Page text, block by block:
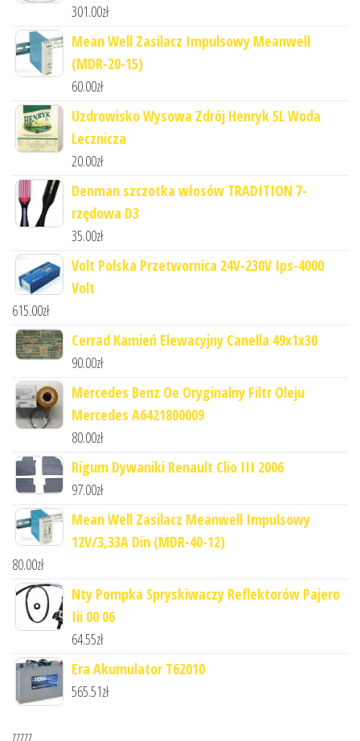
301.00zł
Mean Well Zasilacz Impulsowy Meanwell
(MDR-20-15)
60.00zł
Uzdrowisko Wysowa Zdrój Henryk 5L Woda
Lecznicza
20.00zł
Denman szczotka włosów TRADITION 7-
rzędowa D3
35.00zł
Volt Polska Przetwornica 24V-230V Ips-4000
Volt
615.00zł
Cerrad Kamień Elewacyjny Canella 49x1x30
90.00zł
Mercedes Benz Oe Oryginalny Filtr Oleju
Mercedes A6421800009
80.00zł
Rigum Dywaniki Renault Clio III 2006
97.00zł
Mean Well Zasilacz Meanwell Impulsowy
12V/3,33A Din (MDR-40-12)
80.00zł
Nty Pompka Spryskiwaczy Reflektorów Pajero
Iii 00 06
64.55zł
Era Akumulator T62010
565.51zł
zzzzz